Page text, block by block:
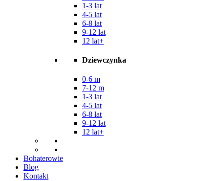
1-3 lat
4-5 lat
6-8 lat
9-12 lat
12 lat+
Dziewczynka
0-6 m
7-12 m
1-3 lat
4-5 lat
6-8 lat
9-12 lat
12 lat+
Bohaterowie
Blog
Kontakt